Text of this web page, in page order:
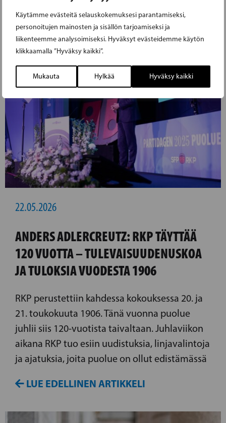
Käytämme evästeitä selauskokemuksesi parantamiseksi,
personoitujen mainosten ja sisällön tarjoamiseksi ja
liikenteemme analysoimiseksi. Hyväksyt evästeidemme käytön
klikkaamalla ”Hyväksy kaikki”.
Mukauta Hylkää Hyväksy kaikki
22.05.2026
ANDERS ADLERCREUTZ: RKP TÄYTTÄÄ
120 VUOTTA – TULEVAISUUDENUSKOA
JA TULOKSIA VUODESTA 1906
RKP perustettiin kahdessa kokouksessa 20. ja
21. toukokuuta 1906. Tänä vuonna puolue
juhlii siis 120-vuotista taivaltaan. Juhlaviikon
aikana RKP tuo esiin uudistuksia, linjavalintoja
ja ajatuksia, joita puolue on ollut edistämässä
LUE EDELLINEN ARTIKKELI